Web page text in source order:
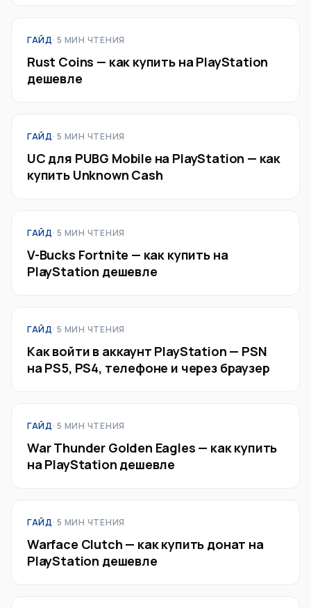
ГАЙД· 5 МИН ЧТЕНИЯ
Rust Coins — как купить на PlayStation
дешевле
ГАЙД· 5 МИН ЧТЕНИЯ
UC для PUBG Mobile на PlayStation — как
купить Unknown Cash
ГАЙД· 5 МИН ЧТЕНИЯ
V-Bucks Fortnite — как купить на
PlayStation дешевле
ГАЙД· 5 МИН ЧТЕНИЯ
Как войти в аккаунт PlayStation — PSN
на PS5, PS4, телефоне и через браузер
ГАЙД· 5 МИН ЧТЕНИЯ
War Thunder Golden Eagles — как купить
на PlayStation дешевле
ГАЙД· 5 МИН ЧТЕНИЯ
Warface Clutch — как купить донат на
PlayStation дешевле